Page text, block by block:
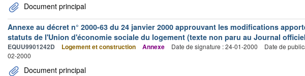
Document principal
Annexe au décret n° 2000-63 du 24 janvier 2000 approuvant les modifications
statuts de l'Union d'économie sociale du logement (texte non paru au Journal
EQUU9901242D Logement et construction Annexe Date de signature : 24-01-2000
Date de
02-2000
Document principal